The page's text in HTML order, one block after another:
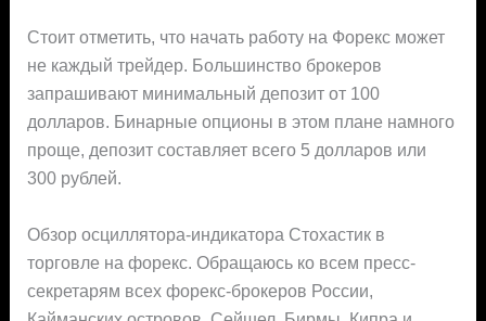
Стоит отметить, что начать работу на Форекс может
не каждый трейдер. Большинство брокеров
запрашивают минимальный депозит от 100
долларов. Бинарные опционы в этом плане намного
проще, депозит составляет всего 5 долларов или
300 рублей.
Обзор осциллятора-индикатора Стохастик в
торговле на форекс. Обращаюсь ко всем пресс-
секретарям всех форекс-брокеров России,